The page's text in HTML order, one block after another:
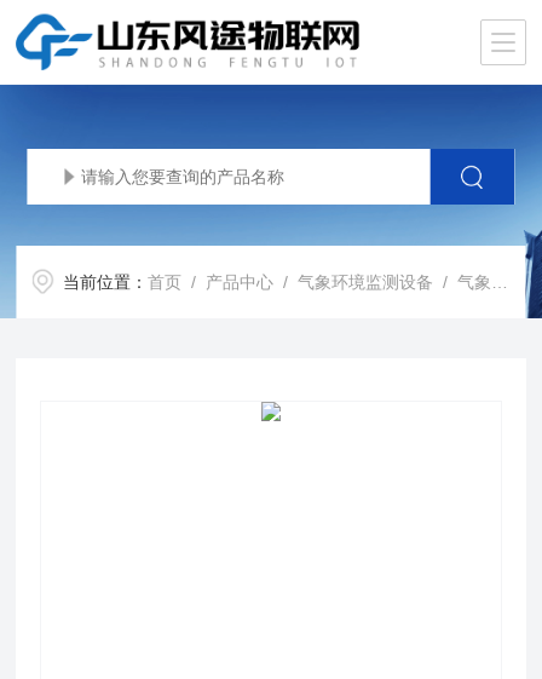
当前位置：首页 / 产品中心 /气象环境监测设备 /气象传感器